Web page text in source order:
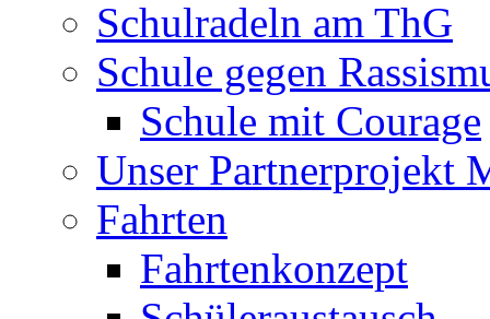
Schulradeln am ThG
Schule gegen
Schule mit Courage
Unser Partnerprojekt
Fahrten
Fahrtenkonzept